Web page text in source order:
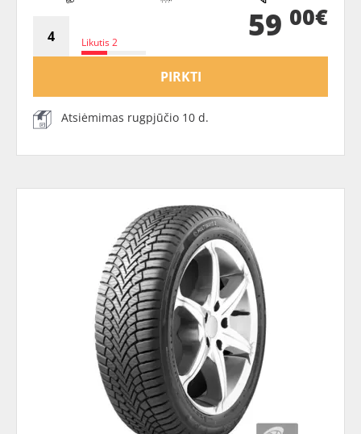
Likutis 2 59 00€
PIRKTI
Atsiėmimas rugpjūčio 10 d.